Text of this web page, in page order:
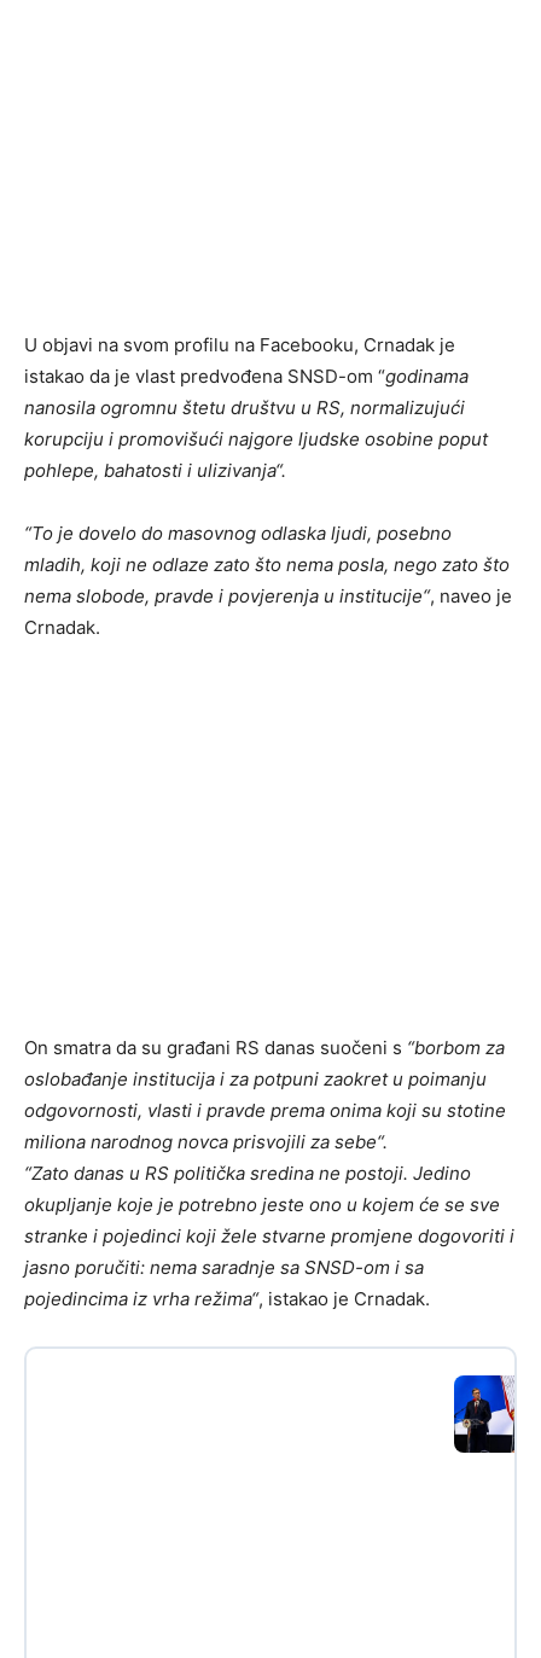
U objavi na svom profilu na Facebooku, Crnadak je
istakao da je vlast predvođena SNSD-om “godinama
nanosila ogromnu štetu društvu u RS, normalizujući
korupciju i promovišući najgore ljudske osobine poput
pohlepe, bahatosti i ulizivanja“.
“To je dovelo do masovnog odlaska ljudi, posebno
mladih, koji ne odlaze zato što nema posla, nego zato što
nema slobode, pravde i povjerenja u institucije“, naveo je
Crnadak.
On smatra da su građani RS danas suočeni s “borbom za
oslobađanje institucija i za potpuni zaokret u poimanju
odgovornosti, vlasti i pravde prema onima koji su stotine
miliona narodnog novca prisvojili za sebe“.
“Zato danas u RS politička sredina ne postoji. Jedino
okupljanje koje je potrebno jeste ono u kojem će se sve
stranke i pojedinci koji žele stvarne promjene dogovoriti i
jasno poručiti: nema saradnje sa SNSD-om i sa
pojedincima iz vrha režima“, istakao je Crnadak.